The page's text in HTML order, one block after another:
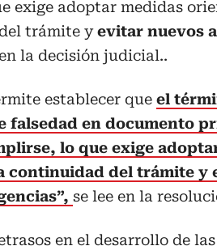
exige adoptar medidas
trámite yevitar nuevos
en la decisión judicial..
establecer que el
en documento
lo que exige
continuidad del trámite y
se lee en la
en el desarrollo de